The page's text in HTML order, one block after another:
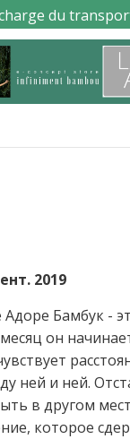
du
2019
Бамбук -
он
ней и ней.
в другом
которое